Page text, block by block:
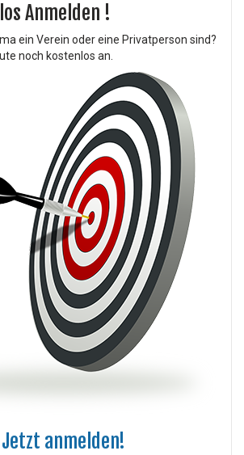
Anmelden !
ein Verein oder eine Privatperson sind?
noch kostenlos an.
Jetzt anmelden!